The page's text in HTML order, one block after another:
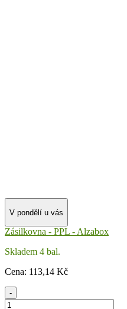
V pondělí u vás
Zásilkovna - PPL - Alzabox
Skladem 4 bal.
Cena: 113,14 Kč
-